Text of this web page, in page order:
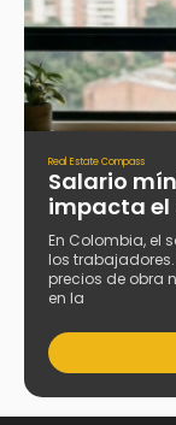
Real Estate Compass
Salario
impacta el
En Colombia, el
los
precios de obra
en la